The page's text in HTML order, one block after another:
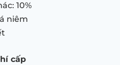
10%
niêm
cấp